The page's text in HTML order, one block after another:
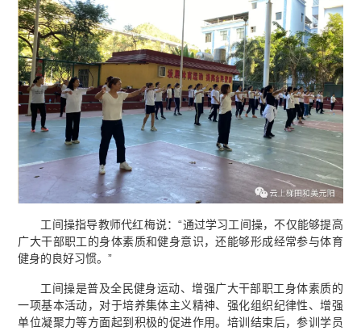
工间操指导教师代红梅说：“通过学习工间操，不仅能够提高
广大干部职工的身体素质和健身意识，还能够形成经常参与体育
健身的良好习惯。”
工间操是普及全民健身运动、增强广大干部职工身体素质的
一项基本活动，对于培养集体主义精神、强化组织纪律性、增强
单位凝聚力等方面起到积极的促进作用。培训结束后，参训学员